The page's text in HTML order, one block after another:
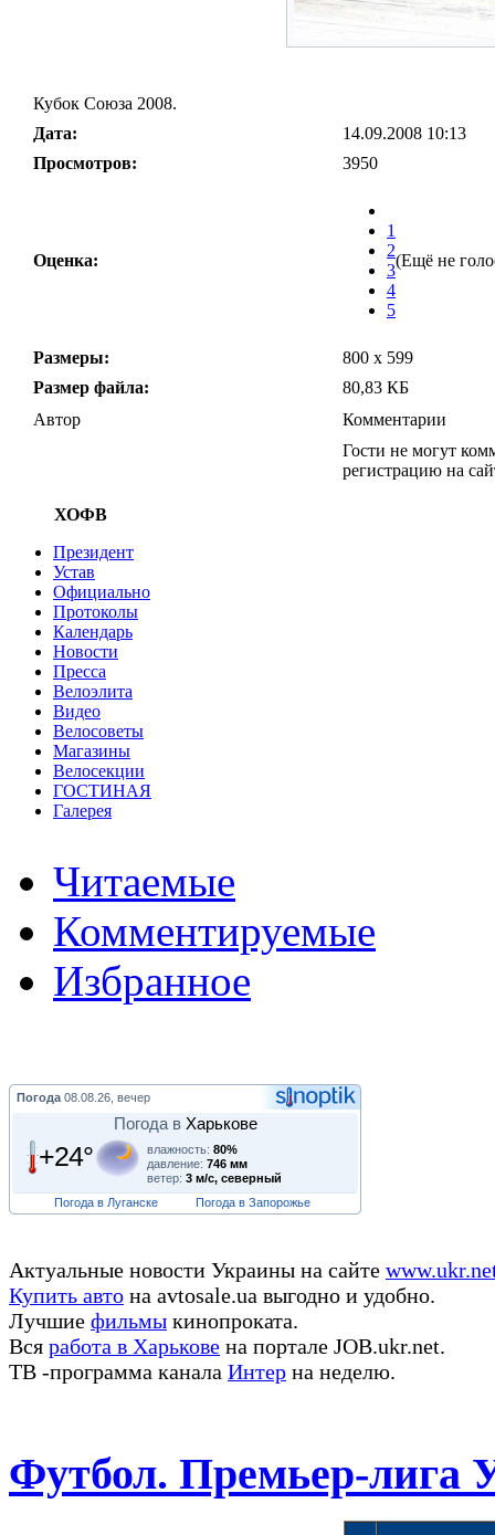
Кубок Союза 2008.
Дата:
14.09.2008 10:13
Просмотров:
3950
Оценка:
1
2
3
4
5
(Ещё не
Размеры:
800 x 599
Размер файла:
80,83 КБ
Автор
Комментарии
Гости не могут
регистрацию на
ХОФВ
Президент
Устав
Официально
Протоколы
Календарь
Новости
Пресса
Велоэлита
Видео
Велосоветы
Магазины
Велосекции
ГОСТИНАЯ
Галерея
Читаемые
Комментируемые
Избранное
Погода 08.08.26, вечер
Погода в Харькове
+24° влажность: 80%
давление: 746 мм
ветер: 3 м/с, северный
Погода в Луганске
Погода в Запорожье
Актуальные новости Украины на сайте
Купить авто на avtosale.ua выгодно и удобно.
Лучшие фильмы кинопроката.
Вся работа в Харькове на портале JOB.ukr.net.
ТВ -программа канала Интер на неделю.
Футбол. Премьер-лига